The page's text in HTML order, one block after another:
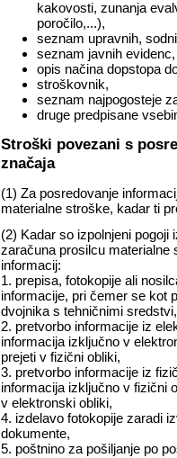
kakovosti, zunanja
poročilo,...),
seznam upravnih,
seznam javnih
opis načina dopstopa
stroškovnik,
seznam najpogosteje
druge predpisane
Stroški povezani s
značaja
(1) Za posredovanje
materialne stroške, kadar ti
(2) Kadar so izpolnjeni pogoji
zaračuna prosilcu materialne
informacij:
1. prepisa, fotokopije ali
informacije, pri čemer se kot
dvojnika s tehničnimi sredstvi,
2. pretvorbo informacije iz
informacija izključno v
prejeti v fizični obliki,
3. pretvorbo informacije iz
informacija izključno v fizični
v elektronski obliki,
4. izdelavo fotokopije zaradi
dokumente,
5. poštnino za pošiljanje po